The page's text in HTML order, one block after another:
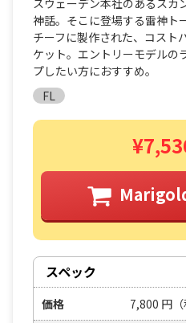
神話。そこに登場する雷神ト
チーフに製作された、コスト
ケット。エントリーモデルの
プしたい方におすすめ。
FL
スペック
価格 7,800 円